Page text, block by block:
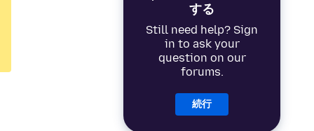
する
Still need help? Sign
in to ask your
question on our
forums.
続行